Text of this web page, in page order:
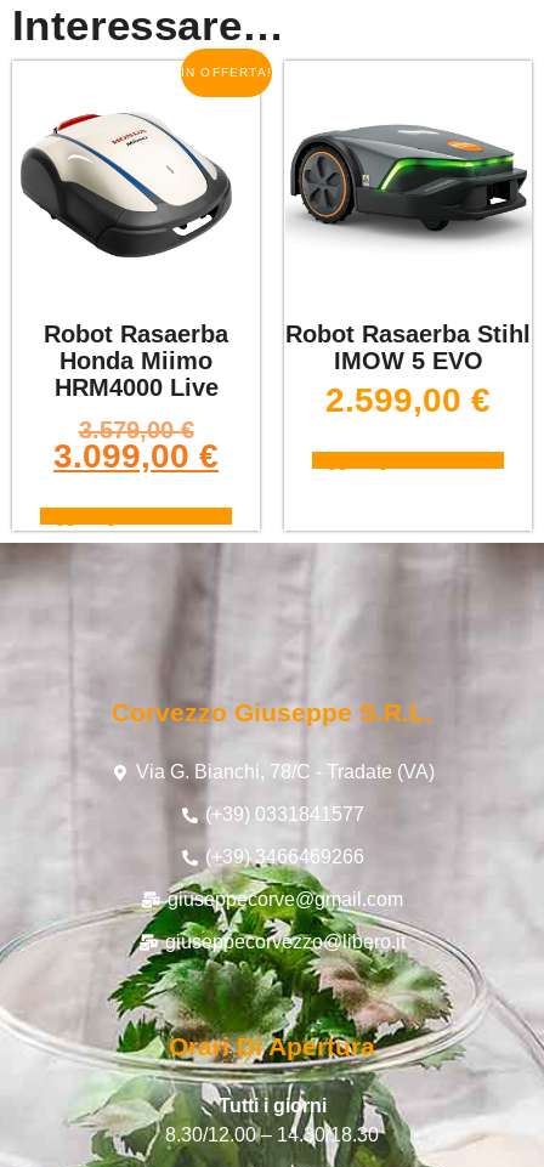
Interessare…
IN OFFERTA!
Robot Rasaerba
Honda Miimo
HRM4000 Live
3.579,00€
3.099,00 €
Robot Rasaerba Stihl
IMOW 5 EVO
2.599,00 €
Corvezzo Giuseppe S.r.l.
Via G. Bianchi, 78/C - Tradate (VA)
(+39) 0331841577
(+39) 3466469266
giuseppecorve@gmail.com
giuseppecorvezzo@libero.it
Orari Di Apertura
Tutti i giorni
8.30/12.00 – 14.30/18.30